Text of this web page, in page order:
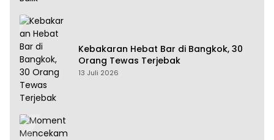
Kebakaran Hebat Bar di Bangkok, 30
Orang Tewas Terjebak
13 Juli 2026